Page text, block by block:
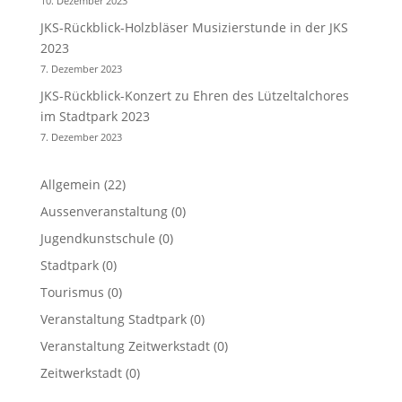
JKS-Rückblick-Holzbläser Musizierstunde in der JKS
2023
7. Dezember 2023
JKS-Rückblick-Konzert zu Ehren des Lützeltalchores
im Stadtpark 2023
7. Dezember 2023
Allgemein (22)
Aussenveranstaltung(0)
Jugendkunstschule (0)
Stadtpark(0)
Tourismus (0)
Veranstaltung Stadtpark(0)
Veranstaltung Zeitwerkstadt(0)
Zeitwerkstadt(0)